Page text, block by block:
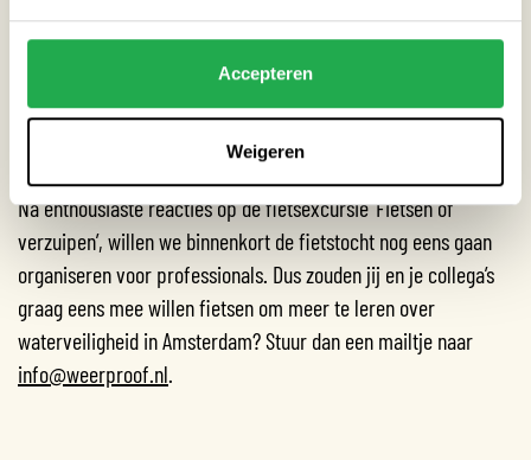
Accepteren
Weigeren
een dijk. En bekijken we hoe bij de bouw van een datacenter
rekening is gehouden met het risico op een overstroming.
WANNEER IS DE VOLGENDE
FIETSEXCURSIE?
Na enthousiaste reacties op de fietsexcursie ‘Fietsen of
verzuipen’, willen we binnenkort de fietstocht nog eens gaan
organiseren voor professionals. Dus zouden jij en je collega’s
graag eens mee willen fietsen om meer te leren over
waterveiligheid in Amsterdam? Stuur dan een mailtje naar
info@weerproof.nl